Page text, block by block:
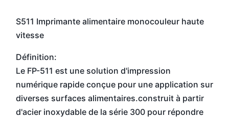
S511 Imprimante alimentaire monocouleur haute
vitesse
Définition:
Le FP-511 est une solution d'impression
numérique rapide conçue pour une application sur
diverses surfaces alimentaires.construit à partir
d'acier inoxydable de la série 300 pour répondre